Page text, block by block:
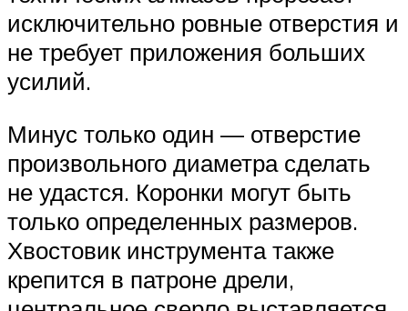
исключительно ровные отверстия и
не требует приложения больших
усилий.
Минус только один — отверстие
произвольного диаметра сделать
не удастся. Коронки могут быть
только определенных размеров.
Хвостовик инструмента также
крепится в патроне дрели,